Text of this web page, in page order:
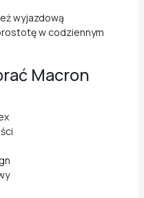
wyjazdową
w codziennym
Macron